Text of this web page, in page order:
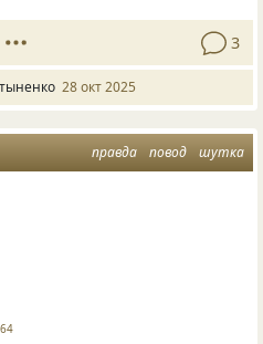
3
28 окт 2025
правда повод шутка